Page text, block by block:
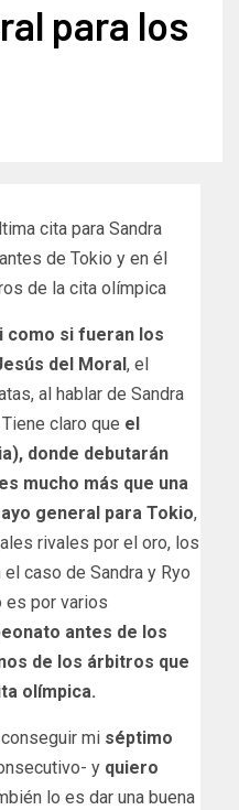
para los
cita para Sandra
de Tokio y en él
de la cita olímpica
como si fueran los
del Moral, el
al hablar de Sandra
claro que el
donde debutarán
mucho más que una
general para Tokio,
rivales por el oro, los
caso de Sandra y Ryo
es por varios
antes de los
de los árbitros que
olímpica.
mi séptimo
y quiero
lo es dar una buena